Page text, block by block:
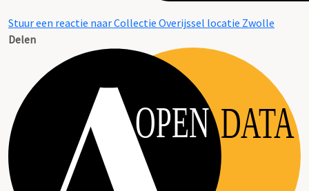
Stuur een reactie naar Collectie Overijssel locatie Zwolle
Delen
OPEN DATA